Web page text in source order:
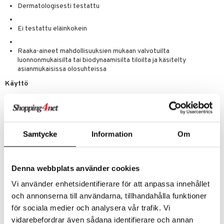
Samtycke Information Om
Denna webbplats använder cookies
Vi använder enhetsidentifierare för att anpassa innehållet
och annonserna till användarna, tillhandahålla funktioner
för sociala medier och analysera vår trafik. Vi
vidarebefordrar även sådana identifierare och annan
Dermatologisesti testattu
Ei testattu eläinkokein
Raaka-aineet mahdollisuuksien mukaan valvotuilta
luonnonmukaisilta tai biodynaamisilta tiloilta ja käsitelty
asianmukaisissa olosuhteissa
Käyttö
epäpuhtauksien ilmaantuessa. Silitä raidat varovasti pois.
Tarvittaessa voit sen jälkeen levittää meikkivoidetta ja puuteria.
Ainesosat
Oil, Manihot Utilissima (Tapioca) Starch, Ricinus Communis (Castor)
Euphorbia Cerifera (Candelilla) Wax, Copernicia Cerifera (Carnauba)
Wax, Rosa Damascena Flower Extract, Daucus Carota Sativa (Carrot)
Root Extract, Fragrance (Parfum), Limonene*, Linalool*, Geraniol*,
Citral*, Anthyllis Vulneraria Extract, Calendula Officinalis Flower
Extract, Prunus Armeniaca (Apricot) Kernel Oil, Tocopherol,